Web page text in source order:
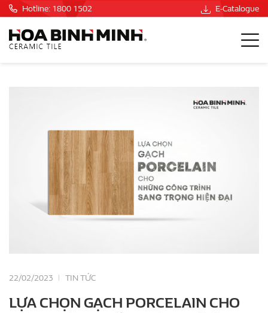
Hotline: 1800 1502 E-Catalogue
22/02/2023 TIN TỨC
LỰA CHỌN GẠCH PORCELAIN CHO